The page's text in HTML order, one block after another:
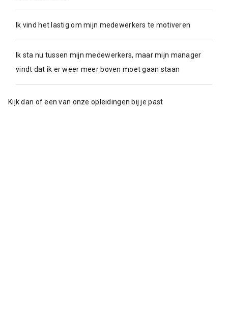
Ik vind het lastig om mijn medewerkers te motiveren
Ik sta nu tussen mijn medewerkers, maar mijn manager
vindt dat ik er weer meer boven moet gaan staan
Kijk dan of een van onze opleidingen bij je past